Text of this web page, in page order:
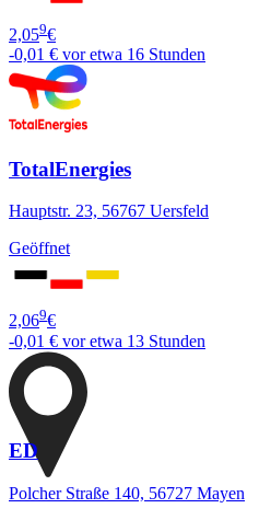
2,059€
-0,01 € vor etwa 16 Stunden
TotalEnergies
Hauptstr. 23, 56767 Uersfeld
Geöffnet
2,069€
-0,01 € vor etwa 13 Stunden
ED
Polcher Straße 140, 56727 Mayen